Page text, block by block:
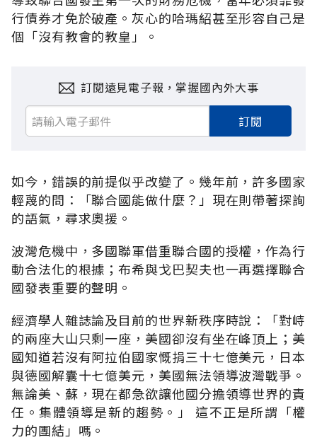
行債券才免於破產。灰心的哈瑪紹甚至形容自己是
個「沒有教會的教皇」。
訂閱遠見電子報，掌握國內外大事
訂閱
如今，錯誤的前提似乎改變了。幾年前，許多國家
輕蔑的問：「聯合國能做什麼？」現在則帶著探詢
的語氣，尋求奧援。
波灣危機中，多國聯軍借重聯合國的授權，作為行
動合法化的根據；布希與戈巴契夫也一再選擇聯合
國發表重要的聲明。
經濟學人雜誌論及目前的世界新秩序時說：「對峙
的兩座大山只剩一座，美國卻沒有坐在峰頂上；美
國知道若沒有阿拉伯國家慨捐三十七億美元，日本
與德國解囊十七億美元，美國無法領導波灣戰爭。
無論美、蘇，現在都急欲讓他國分擔領導世界的責
任。集體領導是新的趨勢。」 這不正是所謂「權
力的團結」嗎。